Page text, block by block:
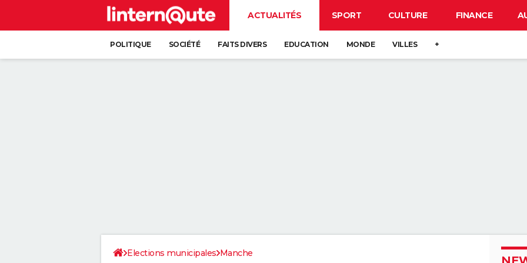
ACTUALITÉS SPORT CULTURE FINANCE
POLITIQUE SOCIÉTÉ FAITS DIVERS EDUCATION MONDE VILLES +
Elections municipales Manche